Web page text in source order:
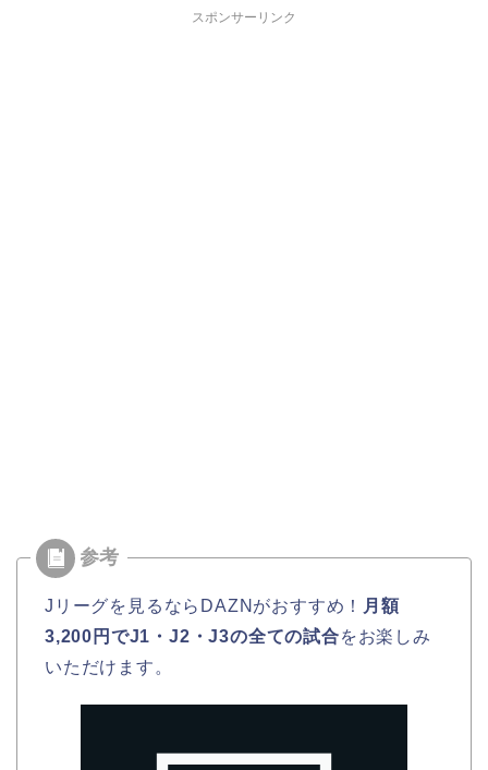
スポンサーリンク
Jリーグを見るならDAZNがおすすめ！
月額
3,200円でJ1・J2・J3の全ての試合をお楽しみ
いただけます。